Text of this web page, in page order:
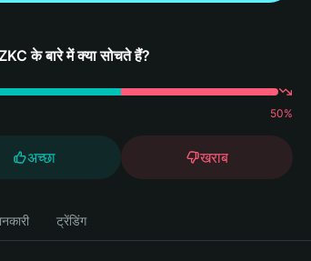
के बारे में क्या सोचते हैं?
50%
अच्छा खराब
ट्रेंडिंग